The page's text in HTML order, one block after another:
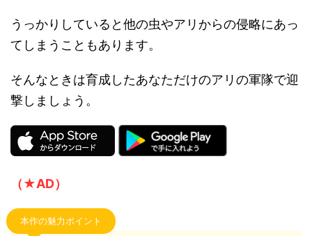
うっかりしていると他の虫やアリからの侵略にあっ
てしまうこともあります。
そんなときは育成したあなただけのアリの軍隊で迎
撃しましょう。
（★AD）
本作の魅力ポイント